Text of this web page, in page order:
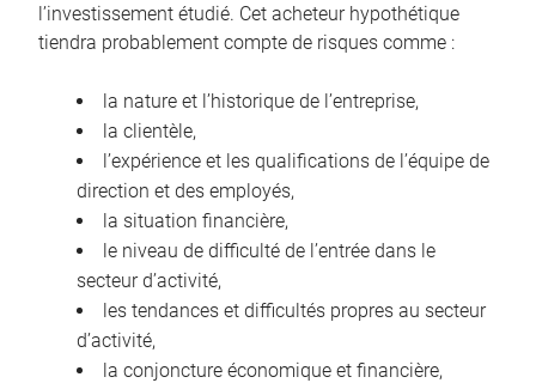
l’investissement étudié. Cet acheteur hypothétique
tiendra probablement compte de risques comme :
la nature et l’historique de l’entreprise,
la clientèle,
l’expérience et les qualifications de l’équipe de
direction et des employés,
la situation financière,
le niveau de difficulté de l’entrée dans le
secteur d’activité,
les tendances et difficultés propres au secteur
d’activité,
la conjoncture économique et financière,